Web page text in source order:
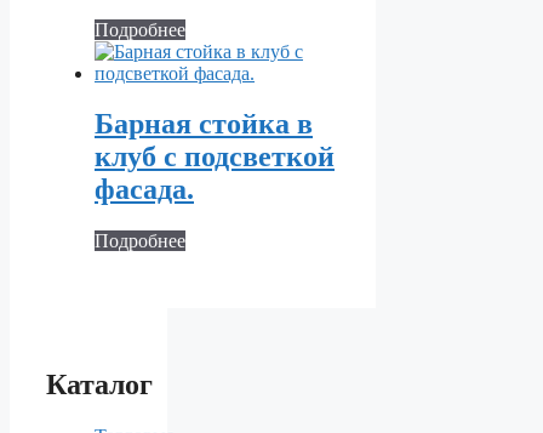
Подробнее
Барная стойка в
клуб с подсветкой
фасада.
Подробнее
Каталог